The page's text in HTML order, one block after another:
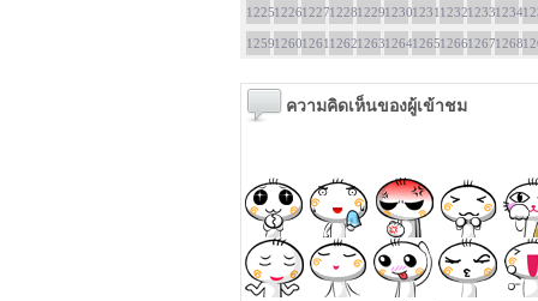
1225122612271228122912301231123212331234
1259126012611262126312641265126612671268
ความคิดเห็นของผู้เข้าชม